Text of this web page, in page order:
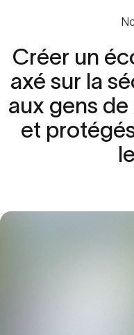
Créer un
axé sur la
aux gens de
et